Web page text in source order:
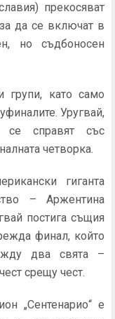
прекосяват
да се включат в
но съдбоносен
групи, като само
Уругвай,
справят със
четворка.
гиганта
– Аржентина
постига същия
финал, който
два свята –
срещу чест.
„Сентенарио“ е